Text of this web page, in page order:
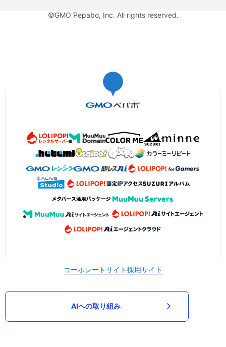
©GMO Pepabo, Inc. All rights reserved.
コーポレートサイト採用サイト
AIへの取り組み